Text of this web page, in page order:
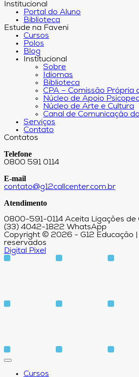
Institucional
Portal do Aluno
Biblioteca
Estude na Faveni
Cursos
Polos
Blog
Institucional
Sobre
Idiomas
Biblioteca
CPA – Comissão Própria
Núcleo de Apoio
Núcleo de Arte e Cultura
Canal de Comunicação
Serviços
Contato
Contatos
Telefone
0800 591 0114
E-mail
contato@g12callcenter.com.br
Atendimento
0800-591-0114 Aceita Ligações de
(33) 4042-1822 WhatsApp
Copyright © 2026 - G12 Educação |
reservados
Digital Pixel
Cursos